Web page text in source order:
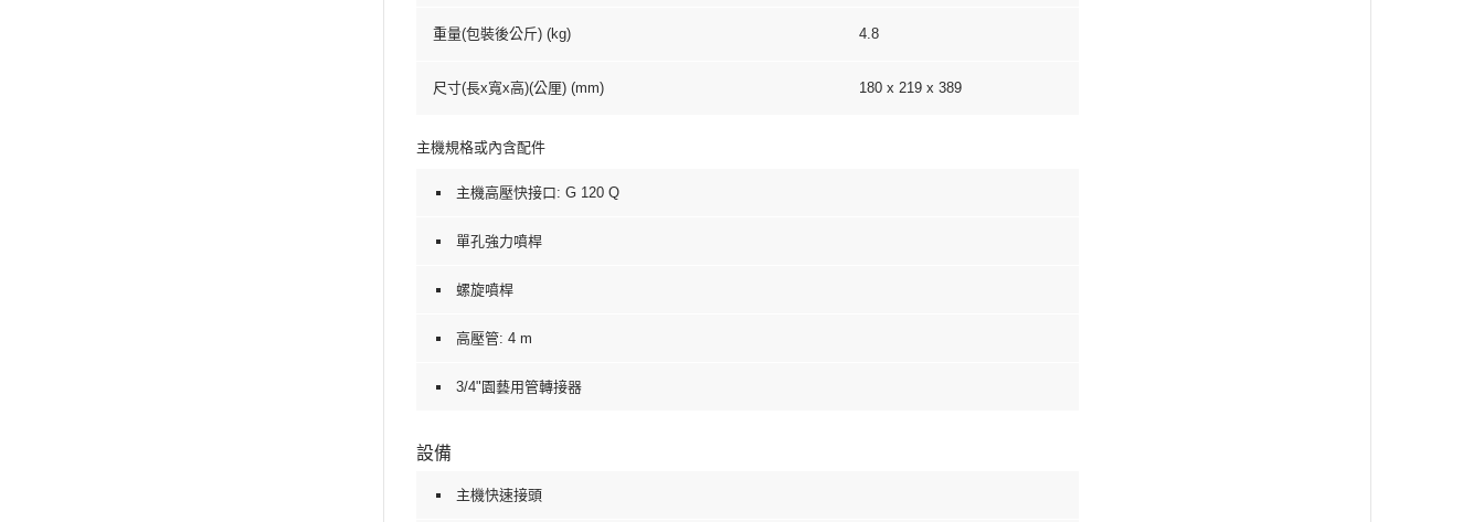
重量(包裝後公斤) (kg) 4.8
尺寸(長x寬x高)(公厘) (mm) 180 x 219 x 389
主機規格或內含配件
主機高壓快接口: G 120 Q
單孔強力噴桿
螺旋噴桿
高壓管: 4 m
3/4"園藝用管轉接器
設備
主機快速接頭